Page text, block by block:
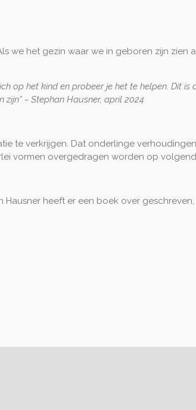
we het gezin waar we in geboren zijn zien
op het kind en probeer je het te helpen. Dit
~ Stephan Hausner, april 2024
te verkrijgen. Dat onderlinge
vormen overgedragen worden op
heeft er een boek over